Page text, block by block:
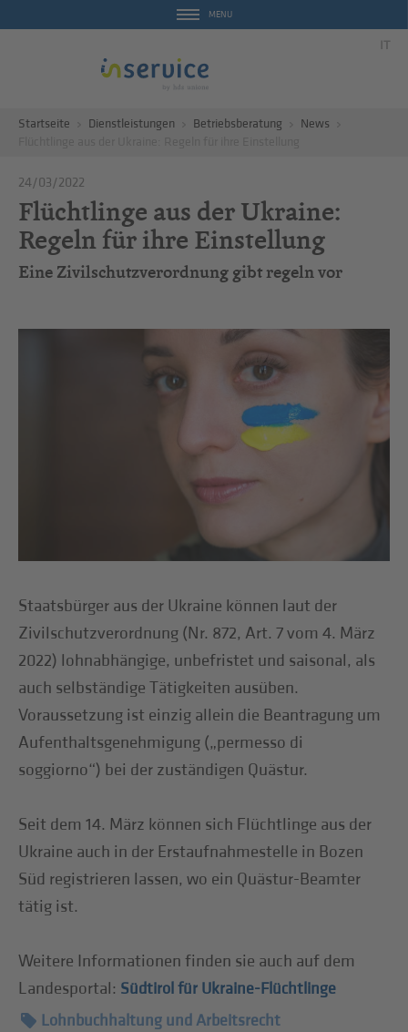
MENU
IT
Startseite Dienstleistungen Betriebsberatung
News
24/03/2022
Flüchtlinge aus der Ukraine:
Regeln für ihre Einstellung
Eine Zivilschutzverordnung gibt regeln vor
Staatsbürger aus der Ukraine können laut der
Zivilschutzverordnung (Nr. 872, Art. 7 vom 4. März
2022) lohnabhängige, unbefristet und saisonal, als
auch selbständige Tätigkeiten ausüben.
Voraussetzung ist einzig allein die Beantragung um
Aufenthaltsgenehmigung („permesso di
soggiorno“) bei der zuständigen Quästur.
Seit dem 14. März können sich Flüchtlinge aus der
Ukraine auch in der Erstaufnahmestelle in Bozen
Süd registrieren lassen, wo ein Quästur-Beamter
tätig ist.
Weitere Informationen finden sie auch auf dem
Landesportal: Südtirol für Ukraine-Flüchtlinge
Lohnbuchhaltung und Arbeitsrecht